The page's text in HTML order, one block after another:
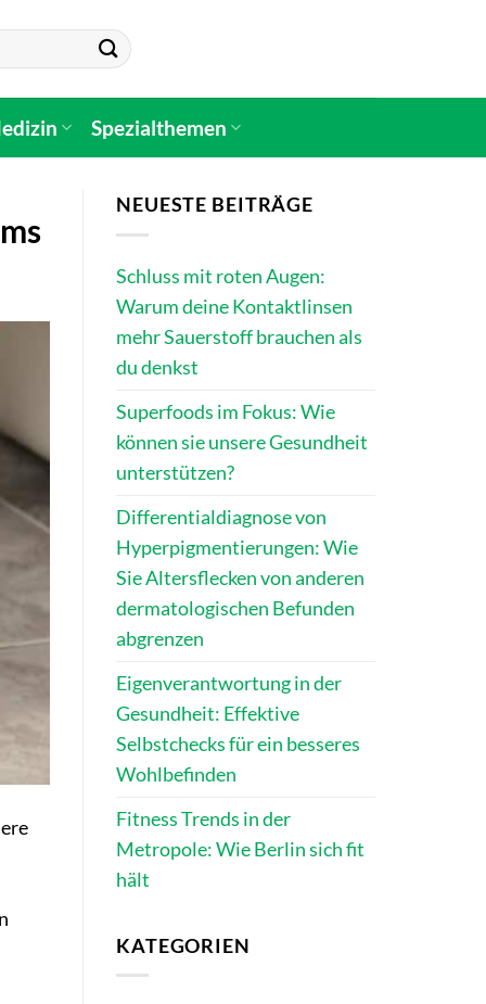
Spezialthemen
NEUESTE BEITRÄGE
Schluss mit roten Augen:
Warum deine Kontaktlinsen
mehr Sauerstoff brauchen als
du denkst
Superfoods im Fokus: Wie
können sie unsere Gesundheit
unterstützen?
Differentialdiagnose von
Hyperpigmentierungen: Wie
Sie Altersflecken von anderen
dermatologischen Befunden
abgrenzen
Eigenverantwortung in der
Gesundheit: Effektive
Selbstchecks für ein besseres
Wohlbefinden
Fitness Trends in der
Metropole: Wie Berlin sich fit
hält
KATEGORIEN